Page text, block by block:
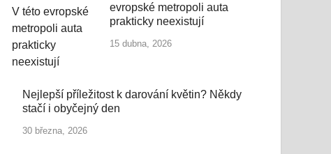
evropské metropoli auta
prakticky neexistují
15 dubna, 2026
Nejlepší příležitost k darování květin? Někdy
stačí i obyčejný den
30 března, 2026